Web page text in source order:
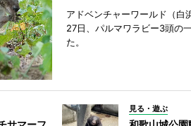
アドベンチャーワールド（白
27日、パルマワラビー3頭の
た。
見る・遊ぶ